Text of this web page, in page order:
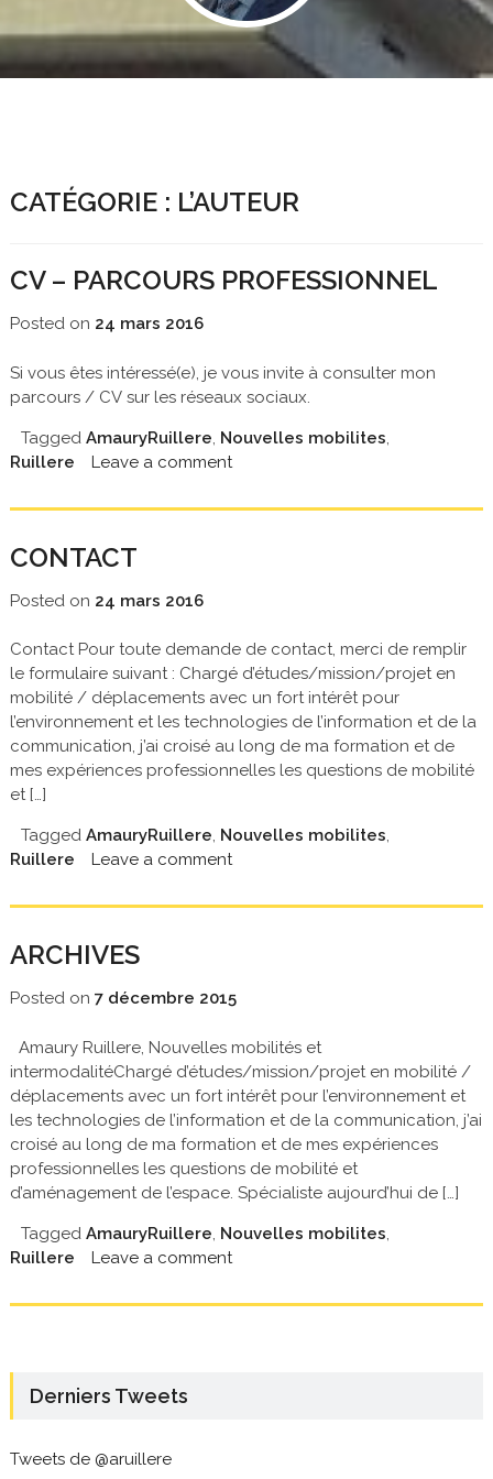
CATÉGORIE : L’AUTEUR
CV – PARCOURS PROFESSIONNEL
Posted on 24 mars 2016
Si vous êtes intéressé(e), je vous invite à consulter mon
parcours / CV sur les réseaux sociaux.
Tagged AmauryRuillere Nouvelles mobilites
Ruillere
Leave a comment
CONTACT
Posted on 24 mars 2016
Contact Pour toute demande de contact, merci de remplir
le formulaire suivant : Chargé d’études/mission/projet en
mobilité / déplacements avec un fort intérêt pour
l’environnement et les technologies de l’information et de la
communication, j’ai croisé au long de ma formation et de
mes expériences professionnelles les questions de mobilité
et […]
Tagged AmauryRuillere, Nouvelles mobilites,
Ruillere
Leave a comment
ARCHIVES
Posted on 7 décembre 2015
Amaury Ruillere, Nouvelles mobilités et
intermodalitéChargé d’études/mission/projet en mobilité /
déplacements avec un fort intérêt pour l’environnement et
les technologies de l’information et de la communication, j’ai
croisé au long de ma formation et de mes expériences
professionnelles les questions de mobilité et
d’aménagement de l’espace. Spécialiste aujourd’hui de […]
Tagged AmauryRuillere Nouvelles mobilites
Ruillere
Leave a comment
Derniers Tweets
Tweets de @aruillere